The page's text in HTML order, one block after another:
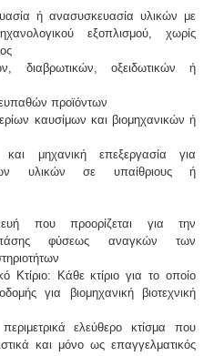
ή ανασυσκευασία υλικών με
εξοπλισμού, χωρίς
διαβρωτικών, οξειδωτικών ή
προϊόντων
καυσίμων και βιομηχανικών ή
μηχανική επεξεργασία για
υλικών σε υπαίθριους ή
που προορίζεται για την
φύσεως αναγκών των
Κτίριο: Κάθε κτίριο για το οποίο
για βιομηχανική βιοτεχνική
ελεύθερο κτίσμα που
και μόνο ως επαγγελματικός